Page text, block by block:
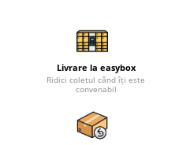
Livrare la easybox
Ridici coletul când îți este
convenabil